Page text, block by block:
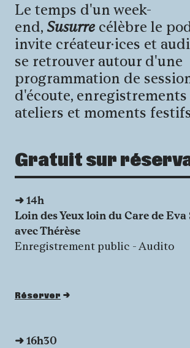
Le temps d'un week-
end, Susurre célèbre le
invite créateur·ices et
se retrouver autour d'une
programmation de
d'écoute,
ateliers et moments
Gratuit sur
➜ 14h
Loin des Yeux loin du Care de Eva
avec Thérèse
Enregistrement public - Audito
Réserver
➜16h30